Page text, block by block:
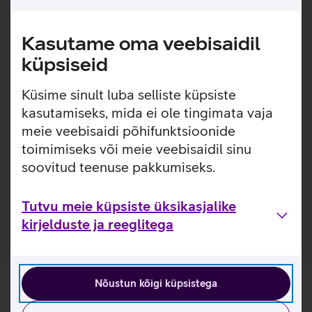
Kasutame oma veebisaidil
küpsiseid
Küsime sinult luba selliste küpsiste
kasutamiseks, mida ei ole tingimata vaja
meie veebisaidi põhifunktsioonide
toimimiseks või meie veebisaidil sinu
soovitud teenuse pakkumiseks.
Tutvu meie küpsiste üksikasjalike
kirjelduste ja reeglitega
Nõustun kõigi küpsistega
kriimustuste eest, tagades sülearvutile kindla ja turvalise
keskkonna. Praktiline klappkorpus võimaldab sülearvutit
kasutada otse ümbrisest, muutes töö mugavaks ja sujuvaks.
Sobib 16" MacBook Pro'le, 15" MacBook Air'ile ning
teistele kuni 16‑tollistele sülearvutitele.
Valmistatud 100% taaskasutatud materjalidest.
Kasulikud lingid
kasutusviisidega tootja kodulehel